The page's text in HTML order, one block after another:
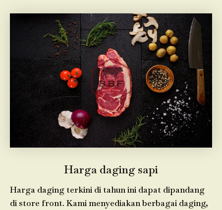
Harga daging sapi
Harga daging terkini di tahun ini dapat dipandang
di store front. Kami menyediakan berbagai daging,